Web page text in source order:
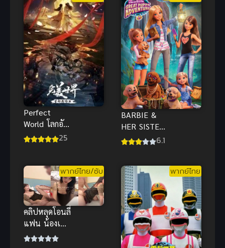
Perfect
World โลกอัน
สมบูรณ์แบบ25
BARBIE &
HER SISTERS
IN THE
ADVENTURE
(2015) บาร์บี้
ตอนการผจญ
ภัยครั้งยิ่งใหญ่
ของน้องหมาผู้
น่ารัก พากย์
ไทย
6.1
พากย์ไทย/ซับ
คลิปหลุดโอนลี่
แฟน น้องเนย
สาวแขนลาย
พากย์ไทย